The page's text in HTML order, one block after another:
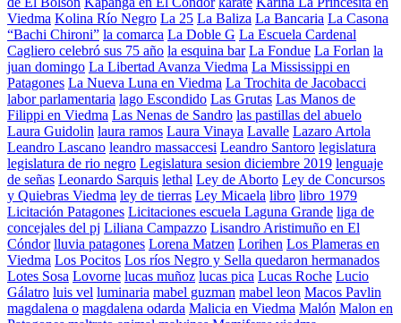
Viedma Kolina Río Negro La 25 La Baliza La Bancaria La Casona
“Bachi Chironi” la comarca La Doble G La Escuela Cardenal
Cagliero celebró sus 75 año la esquina bar La Fondue La Forlan la
juan domingo La Libertad Avanza Viedma La Mississippi en
Patagones La Nueva Luna en Viedma La Trochita de Jacobacci
labor parlamentaria lago Escondido Las Grutas Las Manos de
Filippi en Viedma Las Nenas de Sandro las pastillas del abuelo
Laura Guidolin laura ramos Laura Vinaya Lavalle Lazaro Artola
Leandro Lascano leandro massaccesi Leandro Santoro legislatura
legislatura de rio negro Legislatura sesion diciembre 2019 lenguaje
de señas Leonardo Sarquis lethal Ley de Aborto Ley de Concursos
y Quiebras Viedma ley de tierras Ley Micaela libro libro 1979
Licitación Patagones Licitaciones escuela Laguna Grande liga de
concejales del pj Liliana Campazzo Lisandro Aristimuño en El
Cóndor lluvia patagones Lorena Matzen Lorihen Los Plameras en
Viedma Los Pocitos Los ríos Negro y Sella quedaron hermanados
Lotes Sosa Lovorne lucas muñoz lucas pica Lucas Roche Lucio
Gálatro luis vel luminaria mabel guzman mabel leon Macos Pavlin
magdalena o magdalena odarda Malicia en Viedma Malón Malon en